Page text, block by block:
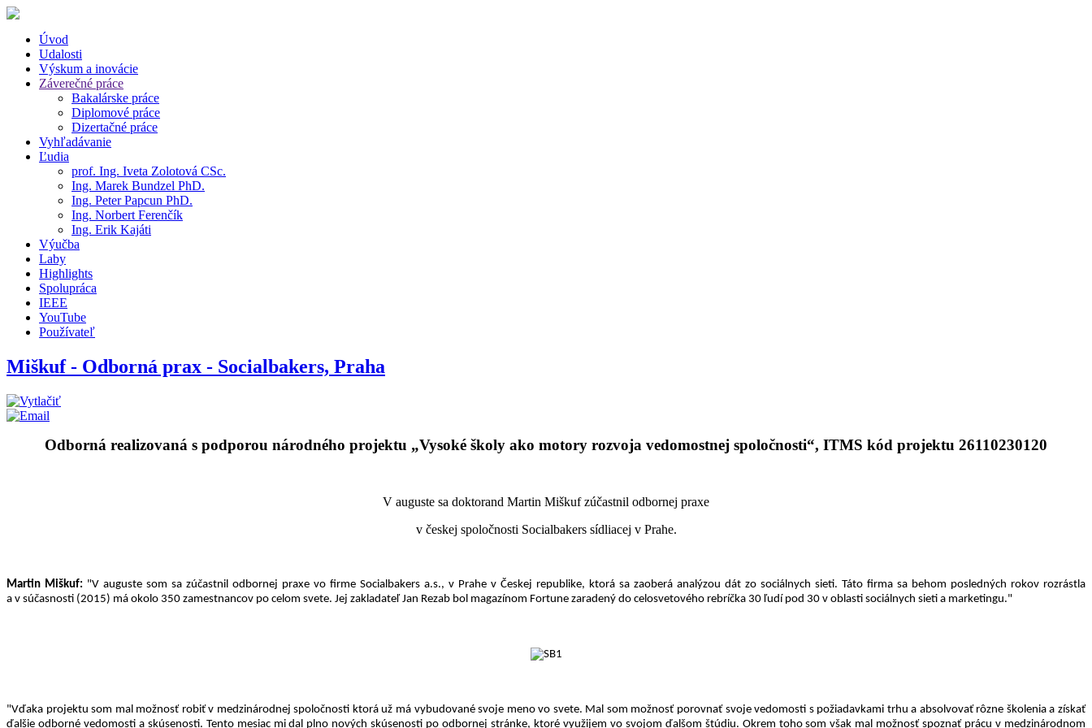
Úvod
Udalosti
Výskum a inovácie
Záverečné práce
Bakalárske práce
Diplomové práce
Dizertačné práce
Vyhľadávanie
Ľudia
prof. Ing. Iveta Zolotová CSc.
Ing. Marek Bundzel PhD.
Ing. Peter Papcun PhD.
Ing. Norbert Ferenčík
Ing. Erik Kajáti
Výučba
Laby
Highlights
Spolupráca
IEEE
YouTube
Používateľ
Miškuf - Odborná prax - Socialbakers, Praha
Odborná realizovaná s podporou národného projektu „Vysoké školy ako motory rozvoja vedomostnej spoločnosti“, ITMS kód projektu 26110230120
V auguste sa doktorand Martin Miškuf zúčastnil odbornej praxe
v českej spoločnosti Socialbakers sídliacej v Prahe.
Martin Miškuf: "V auguste som sa zúčastnil odbornej praxe vo firme Socialbakers a.s., v Prahe v Českej republike, ktorá sa zaoberá analýzou dát zo sociálnych sieti. Táto firma sa behom posledných rokov rozrástla
a v súčasnosti (2015) má okolo 350 zamestnancov po celom svete. Jej zakladateľ Jan Rezab bol magazínom Fortune zaradený do celosvetového rebríčka 30 ľudí pod 30 v oblasti sociálnych sieti a marketingu."
"Vďaka projektu som mal možnosť robiť v medzinárodnej spoločnosti ktorá už má vybudované svoje meno vo svete. Mal som možnosť porovnať svoje vedomosti s požiadavkami trhu a absolvovať rôzne školenia a získať
ďalšie odborné vedomosti a skúsenosti. Tento mesiac mi dal plno nových skúsenosti po odbornej stránke, ktoré využijem vo svojom ďalšom štúdiu. Okrem toho som však mal možnosť spoznať prácu v medzinárodnom